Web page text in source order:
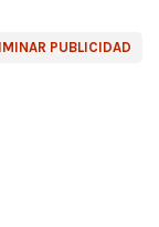
PUBLICIDAD